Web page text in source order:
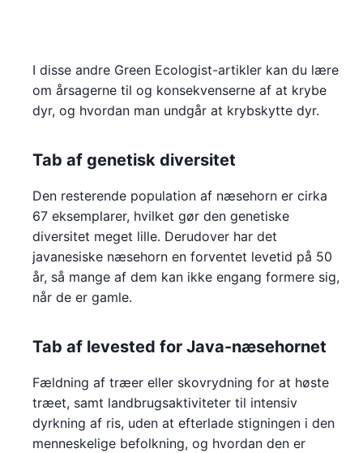
I disse andre Green Ecologist-artikler kan du lære
om årsagerne til og konsekvenserne af at krybe
dyr, og hvordan man undgår at krybskytte dyr.
Tab af genetisk diversitet
Den resterende population af næsehorn er cirka
67 eksemplarer, hvilket gør den genetiske
diversitet meget lille. Derudover har det
javanesiske næsehorn en forventet levetid på 50
år, så mange af dem kan ikke engang formere sig,
når de er gamle.
Tab af levested for Java-næsehornet
Fældning af træer eller skovrydning for at høste
træet, samt landbrugsaktiviteter til intensiv
dyrkning af ris, uden at efterlade stigningen i den
menneskelige befolkning, og hvordan den er